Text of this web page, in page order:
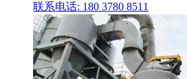
联系电话: 180 3780 8511